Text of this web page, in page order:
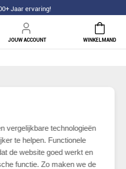
vergelijkbare technologieën
te helpen. Functionele
de website goed werkt en
functie. Zo maken we de
Jaar ervaring!
JOUW ACCOUNT WINKELMAND